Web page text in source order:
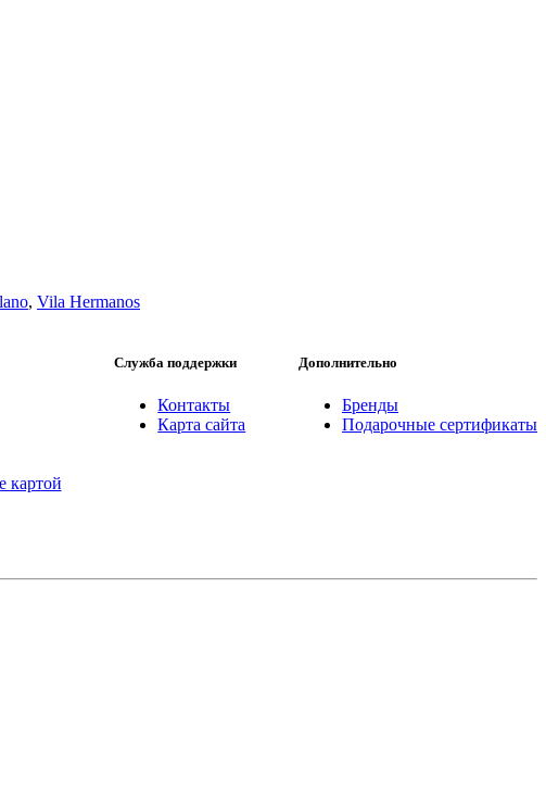
, Vila Hermanos
картой
Служба поддержки
Контакты
Карта сайта
Дополнительно
Бренды
Подарочные сертификаты